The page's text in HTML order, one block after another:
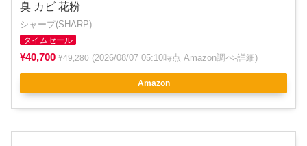
臭 カビ 花粉
シャープ(SHARP)
タイムセール
¥40,700 ¥49,280 (2026/08/07 05:10時点 Amazon調べ-詳細)
Amazon